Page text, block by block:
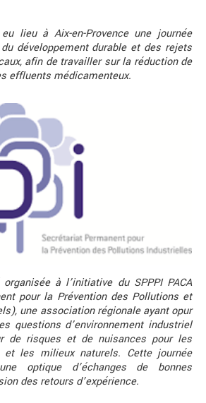
lieu à Aix-en-Provence une journée
développement durable et des rejets
afin de travailler sur la réduction de
effluents médicamenteux.
à l’initiative du SPPPI PACA
pour la Prévention des Pollutions et
une association régionale ayant opur
questions d’environnement industriel
de risques et de nuisances pour les
les milieux naturels. Cette journée
optique d’échanges de bonnes
des retours d’expérience.